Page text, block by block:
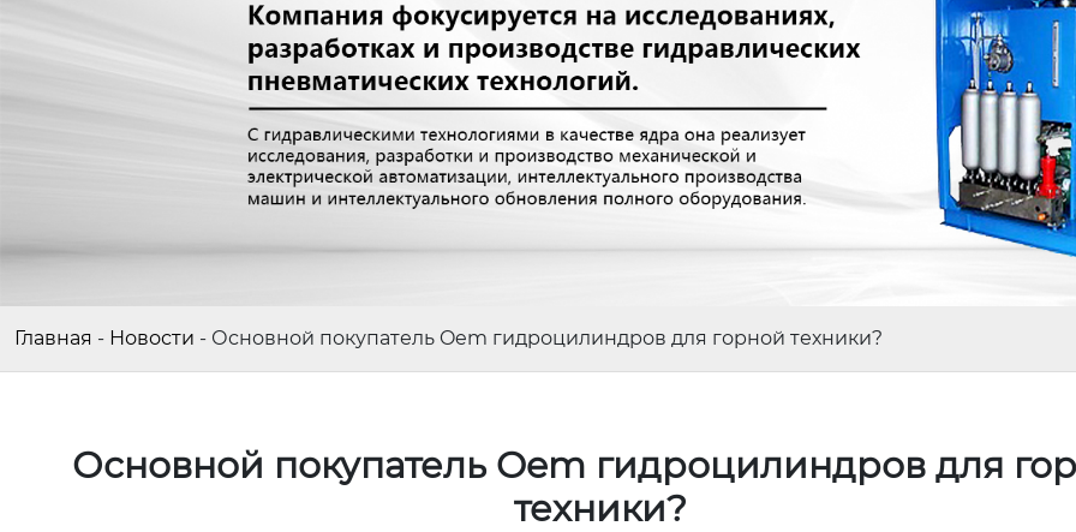
Главная - Новости - Основной покупатель Oem гидроцилиндров для горной техники?
Основной покупатель Oem гидроцилиндров для
техники?